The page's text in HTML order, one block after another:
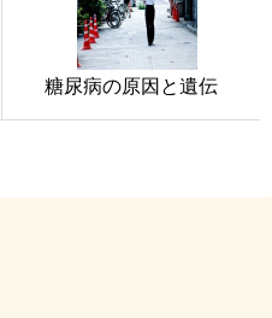
糖尿病の原因と遺伝